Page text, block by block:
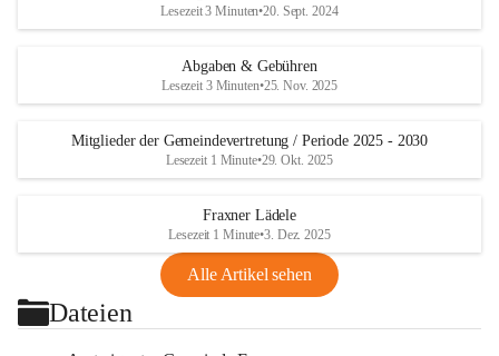
Lesezeit 3 Minuten•20. Sept. 2024
Abgaben & Gebühren
Lesezeit 3 Minuten•25. Nov. 2025
Mitglieder der Gemeindevertretung / Periode 2025 - 2030
Lesezeit 1 Minute•29. Okt. 2025
Fraxner Lädele
Lesezeit 1 Minute•3. Dez. 2025
Alle Artikel sehen
Dateien